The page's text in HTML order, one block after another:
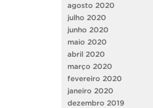
agosto 2020
julho 2020
junho 2020
maio 2020
abril 2020
março 2020
fevereiro 2020
janeiro 2020
dezembro 2019